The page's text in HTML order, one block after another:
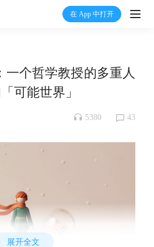
在 App 中打开
打
有知
加入我们
一个哲学教授的多重人
可能世界」
5380 43
展开全文